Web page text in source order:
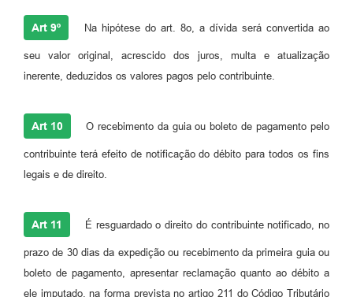
Art 9º Na hipótese do art. 8o, a dívida será convertida ao
seu valor original, acrescido dos juros, multa e atualização
inerente, deduzidos os valores pagos pelo contribuinte.
Art 10 O recebimento da guia ou boleto de pagamento pelo
contribuinte terá efeito de notificação do débito para todos os fins
legais e de direito.
Art 11 É resguardado o direito do contribuinte notificado, no
prazo de 30 dias da expedição ou recebimento da primeira guia ou
boleto de pagamento, apresentar reclamação quanto ao débito a
ele imputado, na forma prevista no artigo 211 do Código Tributário